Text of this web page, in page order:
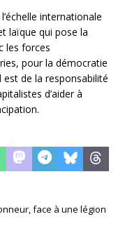
internationale
laïque qui pose la
les forces
pour la démocratie
de la responsabilité
d’aider à
face à une légion